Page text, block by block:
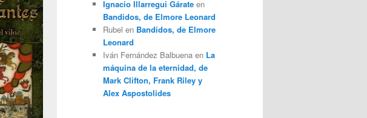
Ignacio Illarregui Gárate en
Bandidos, de Elmore Leonard
Rubel en Bandidos, de Elmore
Leonard
Iván Fernández Balbuena en La
máquina de la eternidad, de
Mark Clifton, Frank Riley y
Alex Aspostolides